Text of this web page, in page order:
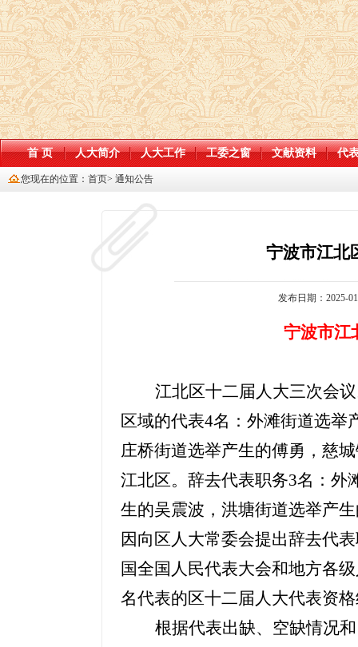
首 页 人大简介 人大工作 工委之窗 文献资料 代
您现在的位置： 首页> 通知公告
宁波市江北
发布日期：2025-
宁波市江
江北区十二届人大三次会
区域的代表4名 ： 外滩街道选举
庄桥街道选举产生的傅勇，慈
江北区。辞去代表职务3名：外
生的吴震波，洪塘街道选举产
因向区人大常委会提出辞去代
国全国人民代表大会和地方各
名代表的区十二届人大代表资
根据代表出缺、空缺情况